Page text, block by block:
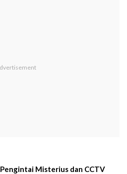
Pengintai Misterius dan CCTV